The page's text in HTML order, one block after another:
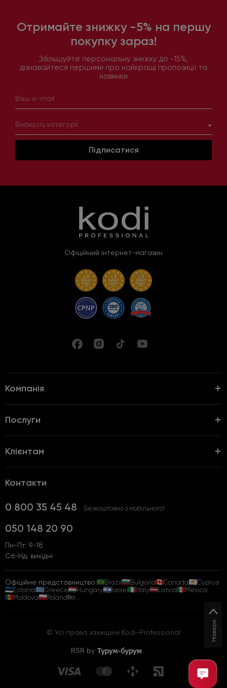
Отримайте знижку -5% на першу
покупку зараз!
Збільшуйте персональну знижку до -15%,
дізнавайтеся першими про найкращі пропозиції та
новинки
Виберіть категорії
Підписатися
Офіційний інтернет-магазин
Компанія
Послуги
Клієнтам
Контакти
0 800 35 45 48 Безкоштовно з мобільного!
050 148 20 90
Пн-Пт: 9-18
Сб-Нд: вихідні
Офіційне представництво: Brazil Bulgaria Canada
Cyprus
Estonia
Greece Hungary Israel Italy Latvia
Mexico
Moldova
PolandВсі...
© Усі права захищені Kodi-Professional
RSR by
Наверх